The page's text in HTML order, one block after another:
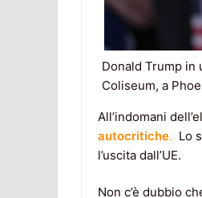
Donald Trump in
Coliseum, a
All’indomani
autocritiche. Lo
l’uscita dall’UE.
Non c’è dubbio